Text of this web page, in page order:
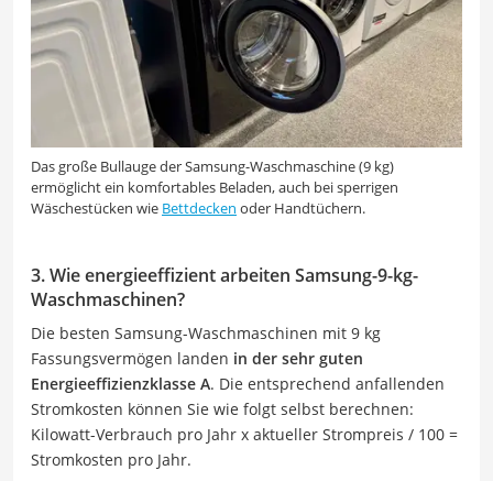
Das große Bullauge der Samsung-Waschmaschine (9 kg)
ermöglicht ein komfortables Beladen, auch bei sperrigen
Wäschestücken wie Bettdecken oder Handtüchern.
3. Wie energieeffizient arbeiten Samsung-9-kg-
Waschmaschinen?
Die besten Samsung-Waschmaschinen mit 9 kg
Fassungsvermögen landen in der sehr guten
Energieeffizienzklasse A. Die entsprechend anfallenden
Stromkosten können Sie wie folgt selbst berechnen:
Kilowatt-Verbrauch pro Jahr x aktueller Strompreis / 100 =
Stromkosten pro Jahr.